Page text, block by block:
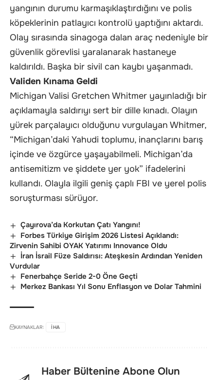
yangının durumu karmaşıklaştırdığını ve polis
köpeklerinin patlayıcı kontrolü yaptığını aktardı.
Olay sırasında sinagoga dalan araç nedeniyle bir
güvenlik görevlisi yaralanarak hastaneye
kaldırıldı. Başka bir sivil can kaybı yaşanmadı.
Validen Kınama Geldi
Michigan Valisi Gretchen Whitmer yayınladığı bir
açıklamayla saldırıyı sert bir dille kınadı. Olayın
yürek parçalayıcı olduğunu vurgulayan Whitmer,
“Michigan’daki Yahudi toplumu, inançlarını barış
içinde ve özgürce yaşayabilmeli. Michigan’da
antisemitizm ve şiddete yer yok” ifadelerini
kullandı. Olayla ilgili geniş çaplı FBI ve yerel polis
soruşturması sürüyor.
Çayırova’da Korkutan Çatı Yangını!
Forbes Türkiye Girişim 2026 Listesi Açıklandı:
Zirvenin Sahibi OYAK Yatırımı Innovance Oldu
İran İsrail Füze Saldırısı: Ateşkesin Ardından Yeniden
Vurdular
Fenerbahçe Seride 2-0 Öne Geçti
Merkez Bankası Yıl Sonu Enflasyon ve Dolar Tahmini
KAYNAKLAR: IHA
Haber Bültenine Abone Olun